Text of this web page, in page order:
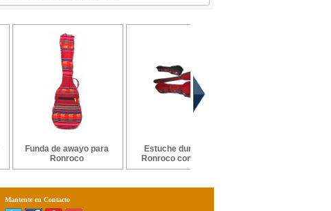
Funda de awayo para
Ronroco
Estuche duro para
Ronroco con awayo
Mantente en Contacto